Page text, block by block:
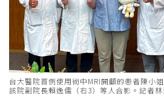
台大醫院首例使用術中MRI開顱的患者陳小
該院副院長賴逸儒（右3）等人合影。記者